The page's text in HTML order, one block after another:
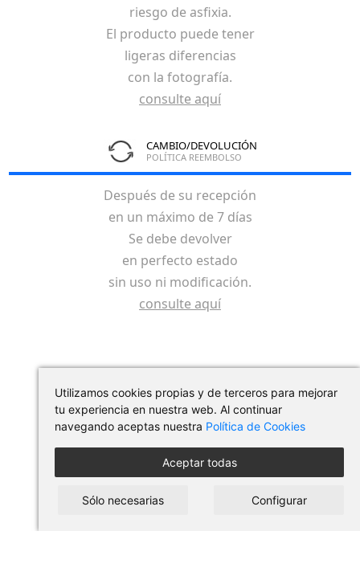
Utilizamos cookies propias y de terceros para mejorar
tu experiencia en nuestra web. Al continuar
navegando aceptas nuestra Política de Cookies
Aceptar todas
Sólo necesarias Configurar
riesgo de asfixia.
El producto puede tener
ligeras diferencias
con la fotografía.
consulte aquí
CAMBIO/DEVOLUCIÓN
POLÍTICA REEMBOLSO
Después de su recepción
en un máximo de 7 días
Se debe devolver
en perfecto estado
sin uso ni modificación.
consulte aquí